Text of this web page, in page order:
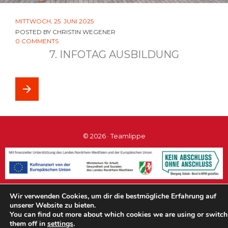
MITTWOCH, 25. JUNI 2025
POSTED BY CHRISTIN WEGENER
0 COMMENTS
7. INFOTAG AUSBILDUNG
arrow_forward
© 2026 · Teamlippe
#teamlippe
Wir verwenden Cookies, um dir die bestmögliche Erfahrung auf
unserer Website zu bieten.
You can find out more about which cookies we are using or switch
them off in settings.